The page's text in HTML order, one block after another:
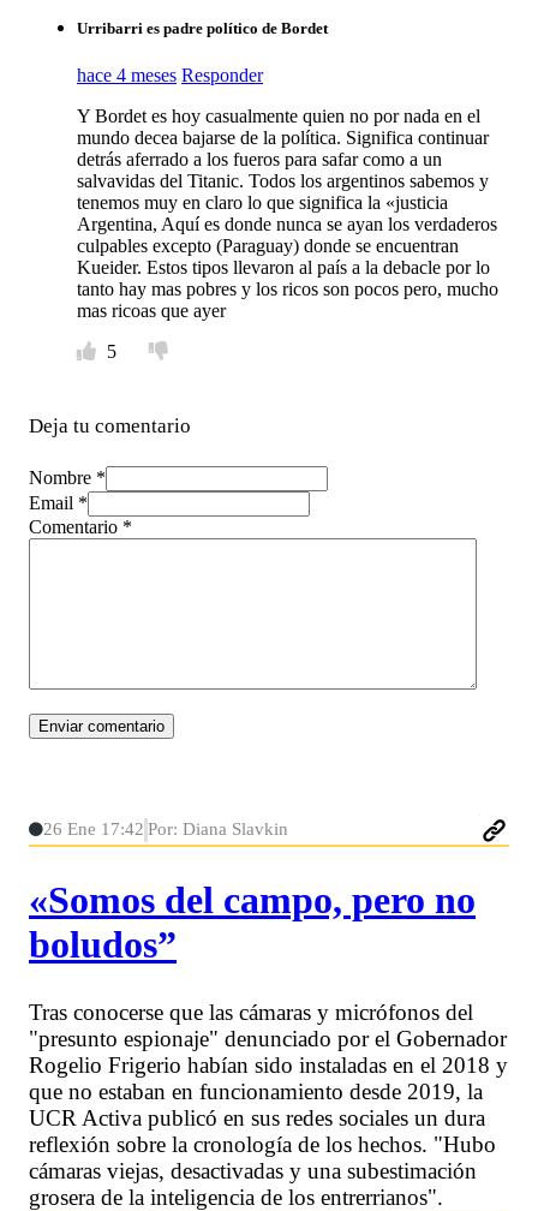
Urribarri es padre político de Bordet
hace 4 meses Responder
Y Bordet es hoy casualmente quien no por nada en el
mundo decea bajarse de la política. Significa continuar
detrás aferrado a los fueros para safar como a un
salvavidas del Titanic. Todos los argentinos sabemos y
tenemos muy en claro lo que significa la «justicia
Argentina, Aquí es donde nunca se ayan los verdaderos
culpables excepto (Paraguay) donde se encuentran
Kueider. Estos tipos llevaron al país a la debacle por lo
tanto hay mas pobres y los ricos son pocos pero, mucho
mas ricoas que ayer
5
Deja tu comentario
Nombre *
Email *
Comentario *
26 Ene 17:42 Por: Diana Slavkin
«Somos del campo, pero no
boludos”
Tras conocerse que las cámaras y micrófonos del
"presunto espionaje" denunciado por el Gobernador
Rogelio Frigerio habían sido instaladas en el 2018 y
que no estaban en funcionamiento desde 2019, la
UCR Activa publicó en sus redes sociales un dura
reflexión sobre la cronología de los hechos. "Hubo
cámaras viejas, desactivadas y una subestimación
grosera de la inteligencia de los entrerrianos".